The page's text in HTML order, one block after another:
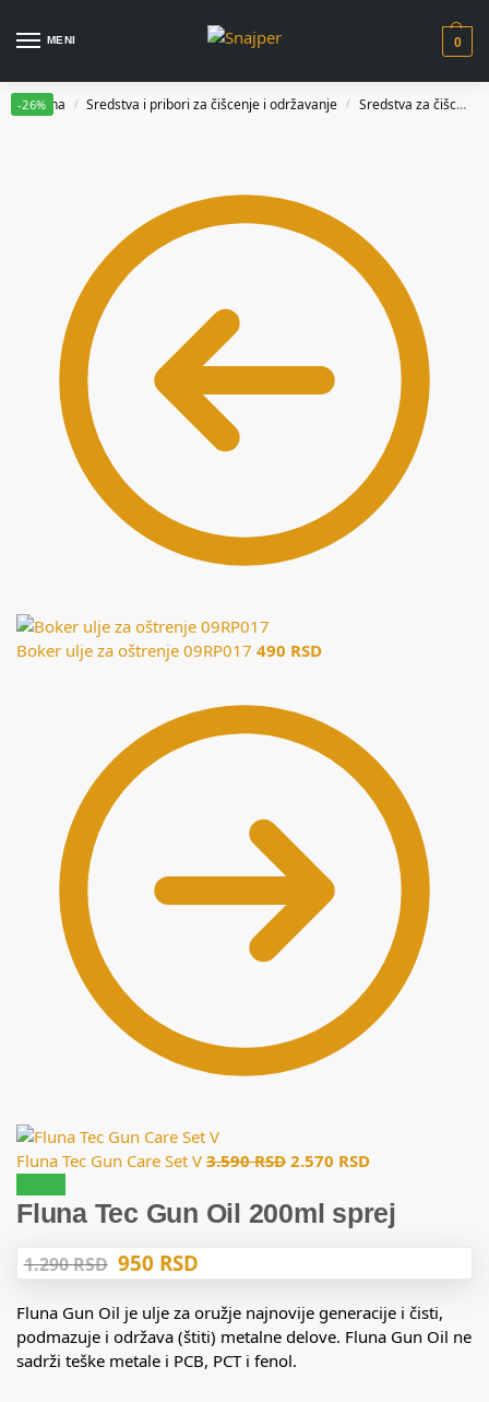
MENI 0
Početna / Sredstva i pribori za čišcenje i održavanje / Sredstva za čišcenje i održavanje
Boker ulje za oštrenje 09RP017 490 RSD
Fluna Tec Gun Care Set V 3.590RSD 2.570 RSD
Fluna Tec Gun Oil 200ml sprej
1.290RSD 950 RSD
-26%
Fluna Gun Oil je ulje za oružje najnovije generacije i čisti,
podmazuje i održava (štiti) metalne delove. Fluna Gun Oil ne
sadrži teške metale i PCB, PCT i fenol.